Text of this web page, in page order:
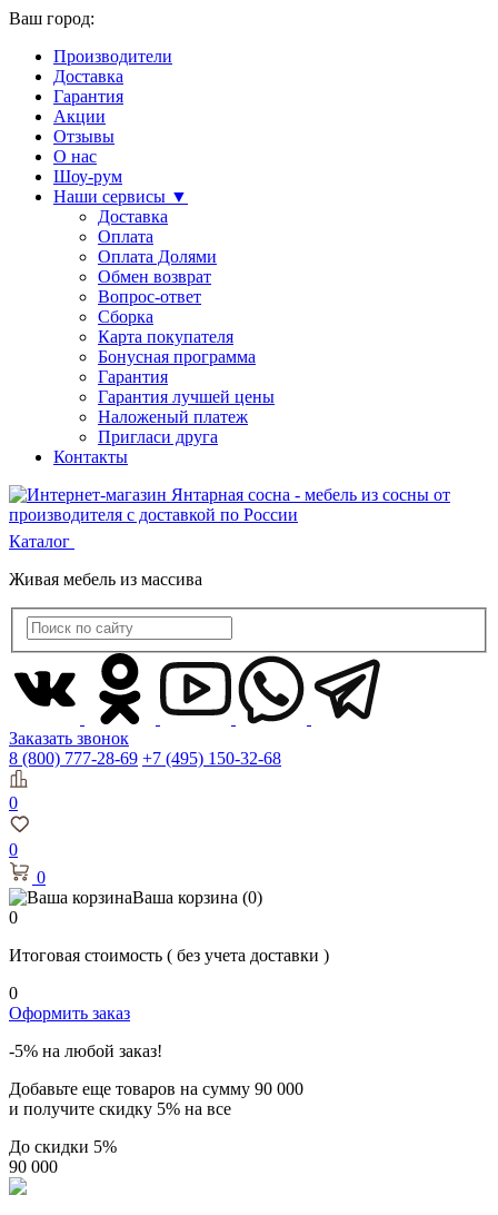
Ваш город:
Производители
Доставка
Гарантия
Акции
Отзывы
О нас
Шоу-рум
Наши сервисы ▼
Доставка
Оплата
Оплата Долями
Обмен возврат
Вопрос-ответ
Сборка
Карта покупателя
Бонусная программа
Гарантия
Гарантия лучшей цены
Наложеный платеж
Пригласи друга
Контакты
Каталог
Живая мебель из массива
Заказать звонок
8 (800) 777-28-69 +7 (495) 150-32-68
0
0
0
Ваша корзина (0)
0
Итоговая стоимость ( без учета доставки )
0
Оформить заказ
-5% на любой заказ!
Добавьте еще товаров на сумму 90 000
и получите скидку 5% на все
До скидки 5%
90 000